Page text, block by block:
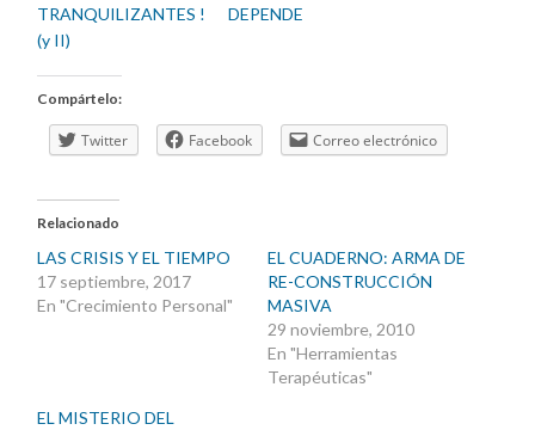
TRANQUILIZANTES !
(y II)
DEPENDE
Compártelo:
Twitter Facebook Correo electrónico
Relacionado
LAS CRISIS Y EL TIEMPO
17 septiembre, 2017
En "Crecimiento Personal"
EL CUADERNO: ARMA DE
RE-CONSTRUCCIÓN
MASIVA
29 noviembre, 2010
En "Herramientas
Terapéuticas"
EL MISTERIO DEL